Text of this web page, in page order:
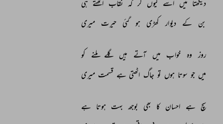
دیکھتا میں اسے کیوں کر کہ نقاب اٹھتے ہی
بن کے دیوار کھڑی ہو گئی حیرت میری
روز وہ خواب میں آتے ہیں گلے ملنے
کو
میں جو سوتا ہوں تو جاگ اٹھتی ہے قسمت میری
سچ ہے احسان کا بھی بوجھ بہت ہوتا ہے